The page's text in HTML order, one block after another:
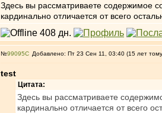
Здесь вы рассматриваете содержимое
кардинально отличается от всего
№99095 Добавлено: Пт 23 Сен 11, 03:40 (15 лет
test
Цитата:
Здесь вы рассматриваете
кардинально отличается от всего